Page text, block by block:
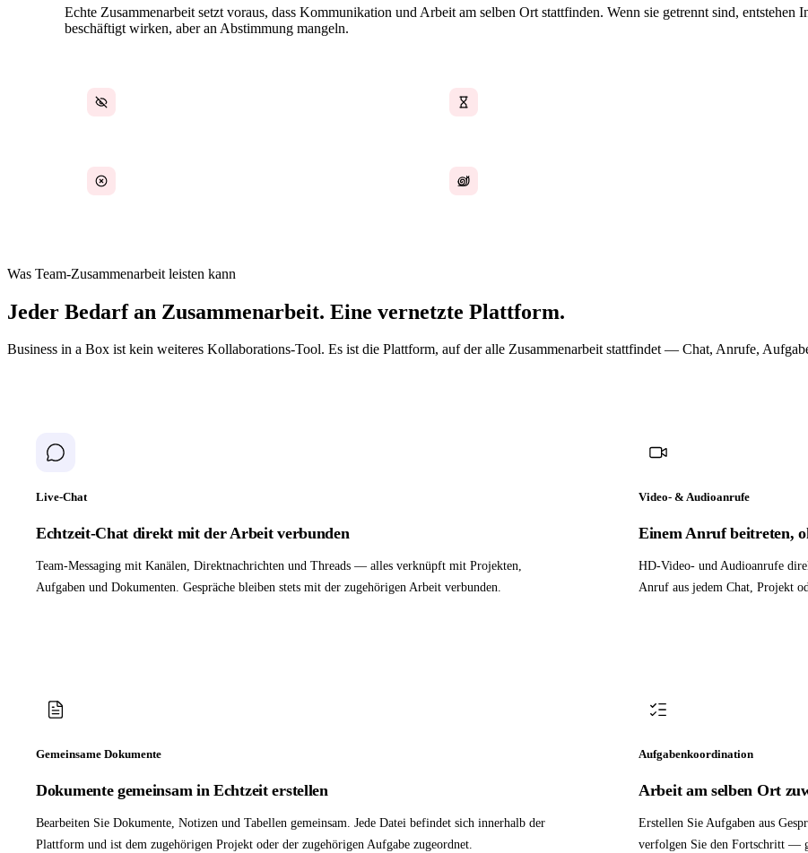
Echte Zusammenarbeit setzt voraus, dass Kommunikation und Arbeit am selben Ort stattfinden. Wenn sie getrennt sind, entstehen
beschäftigt wirken, aber an Abstimmung mangeln.
Was Team-Zusammenarbeit leisten kann
Jeder Bedarf an Zusammenarbeit. Eine vernetzte Plattform.
Business in a Box ist kein weiteres Kollaborations-Tool. Es ist die Plattform, auf der alle Zusammenarbeit stattfindet — Chat, Anrufe,
Live-Chat
Echtzeit-Chat direkt mit der Arbeit verbunden
Team-Messaging mit Kanälen, Direktnachrichten und Threads — alles verknüpft mit Projekten,
Aufgaben und Dokumenten. Gespräche bleiben stets mit der zugehörigen Arbeit verbunden.
Video- & Audioanrufe
Einem Anruf beitreten,
HD-Video- und Audioanrufe
Anruf aus jedem Chat, Projekt
Gemeinsame Dokumente
Dokumente gemeinsam in Echtzeit erstellen
Bearbeiten Sie Dokumente, Notizen und Tabellen gemeinsam. Jede Datei befindet sich innerhalb der
Plattform und ist dem zugehörigen Projekt oder der zugehörigen Aufgabe zugeordnet.
Aufgabenkoordination
Arbeit am selben Ort
Erstellen Sie Aufgaben aus
verfolgen Sie den Fortschritt —